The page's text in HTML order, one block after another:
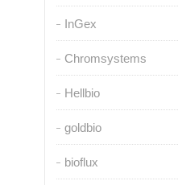
InGex
Chromsystems
Hellbio
goldbio
bioflux